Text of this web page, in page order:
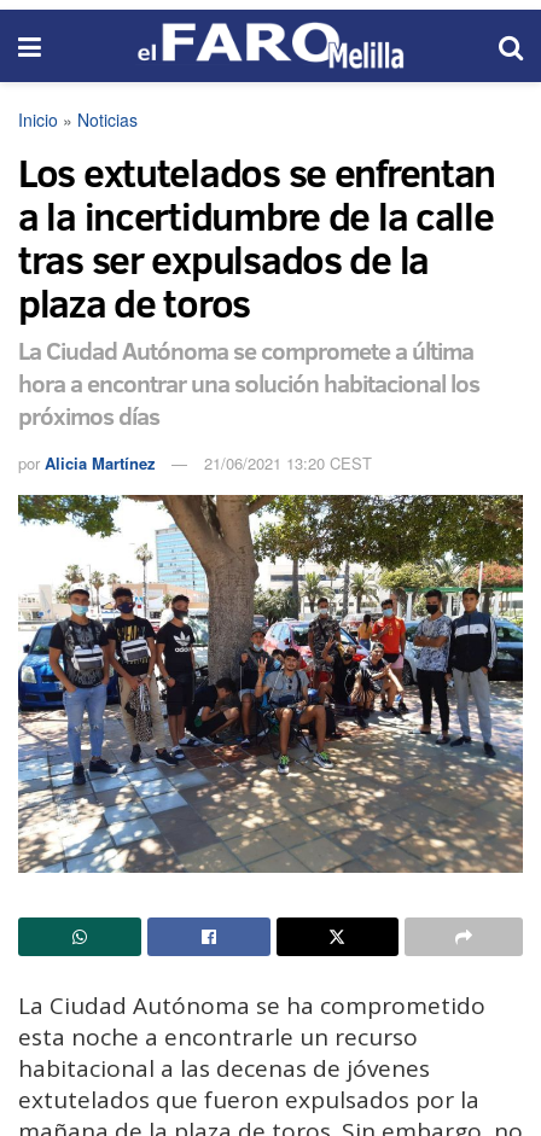
Inicio » Noticias
Los extutelados se enfrentan
a la incertidumbre de la calle
tras ser expulsados de la
plaza de toros
La Ciudad Autónoma se compromete a última
hora a encontrar una solución habitacional los
próximos días
por Alicia Martínez 21/06/2021 13:20 CEST
La Ciudad Autónoma se ha comprometido
esta noche a encontrarle un recurso
habitacional a las decenas de jóvenes
extutelados que fueron expulsados por la